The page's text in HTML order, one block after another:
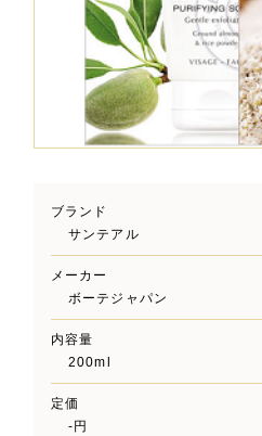
ブランド
サンテアル
メーカー
ボーテジャパン
内容量
200ml
定価
-円